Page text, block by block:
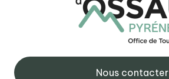
Nous contacter